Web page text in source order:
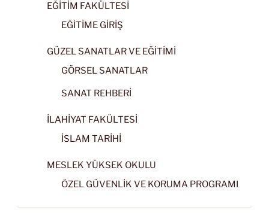
EĞİTİM FAKÜLTESİ
EĞİTİME GİRİŞ
GÜZEL SANATLAR VE EĞİTİMİ
GÖRSEL SANATLAR
SANAT REHBERİ
İLAHİYAT FAKÜLTESİ
İSLAM TARİHİ
MESLEK YÜKSEK OKULU
ÖZEL GÜVENLİK VE KORUMA PROGRAMI